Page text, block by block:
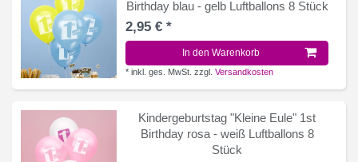
Birthday blau - gelb Luftballons 8 Stück
2,95 € *
In den Warenkorb
*inkl. ges. MwSt. zzgl.Versandkosten
Kindergeburtstag "Kleine Eule" 1st
Birthday rosa - weiß Luftballons 8
Stück